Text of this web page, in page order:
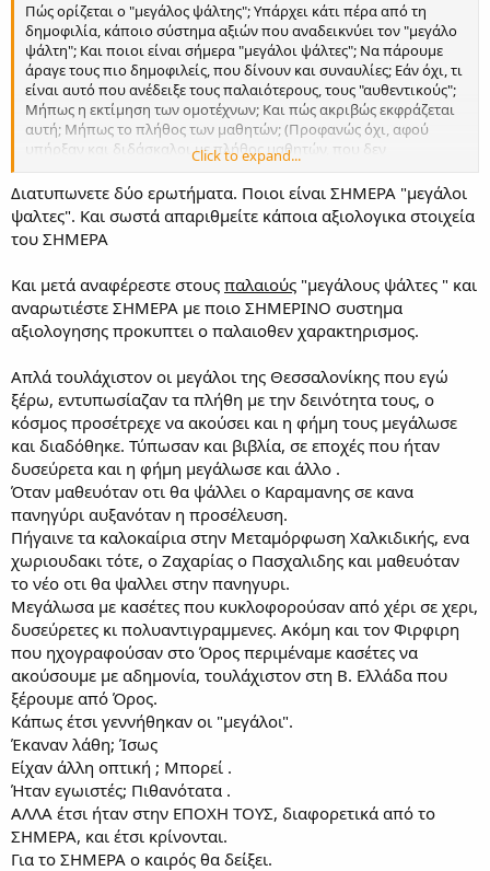
Πώς ορίζεται ο "μεγάλος ψάλτης"; Υπάρχει κάτι πέρα από τη
δημοφιλία, κάποιο σύστημα αξιών που αναδεικνύει τον "μεγάλο
ψάλτη"; Και ποιοι είναι σήμερα "μεγάλοι ψάλτες"; Να πάρουμε
άραγε τους πιο δημοφιλείς, που δίνουν και συναυλίες; Εάν όχι, τι
είναι αυτό που ανέδειξε τους παλαιότερους, τους "αυθεντικούς";
Μήπως η εκτίμηση των ομοτέχνων; Και πώς ακριβώς εκφράζεται
αυτή; Μήπως το πλήθος των μαθητών; (Προφανώς όχι, αφού
υπήρξαν και διδάσκαλοι με πλήθος μαθητών, που δεν
θεωρούνται "μεγάλοι ψάλτες", και αντίστροφα). Μήπως το
πλήθος των μιμητών; Α, εδώ μάλλον πρέπει να σταθούμε...
Click to expand...
Διατυπωνετε δύο ερωτήματα. Ποιοι είναι ΣΗΜΕΡΑ "μεγάλοι
ψαλτες". Και σωστά απαριθμείτε κάποια αξιολογικα στοιχεία
του ΣΗΜΕΡΑ
Και μετά αναφέρεστε στους παλαιούς "μεγάλους ψάλτες " και
αναρωτιέστε ΣΗΜΕΡΑ με ποιο ΣΗΜΕΡΙΝΟ συστημα
αξιολογησης προκυπτει ο παλαιοθεν χαρακτηρισμος.
Απλά τουλάχιστον οι μεγάλοι της Θεσσαλονίκης που εγώ
ξέρω, εντυπωσίαζαν τα πλήθη με την δεινότητα τους, ο
κόσμος προσέτρεχε να ακούσει και η φήμη τους μεγάλωσε
και διαδόθηκε. Τύπωσαν και βιβλία, σε εποχές που ήταν
δυσεύρετα και η φήμη μεγάλωσε και άλλο .
Όταν μαθευόταν οτι θα ψάλλει ο Καραμανης σε κανα
πανηγύρι αυξανόταν η προσέλευση.
Πήγαινε τα καλοκαίρια στην Μεταμόρφωση Χαλκιδικής, ενα
χωριουδακι τότε, ο Ζαχαρίας ο Πασχαλιδης και μαθευόταν
το νέο οτι θα ψαλλει στην πανηγυρι.
Μεγάλωσα με κασέτες που κυκλοφορούσαν από χέρι σε χερι,
δυσεύρετες κι πολυαντιγραμμενες. Ακόμη και τον Φιρφιρη
που ηχογραφούσαν στο Όρος περιμέναμε κασέτες να
ακούσουμε με αδημονία, τουλάχιστον στη Β. Ελλάδα που
ξέρουμε από Όρος.
Κάπως έτσι γεννήθηκαν οι "μεγάλοι".
Έκαναν λάθη; Ίσως
Είχαν άλλη οπτική ; Μπορεί .
Ήταν εγωιστές; Πιθανότατα .
ΑΛΛΑ έτσι ήταν στην ΕΠΟΧΗ ΤΟΥΣ, διαφορετικά από το
ΣΗΜΕΡΑ, και έτσι κρίνονται.
Για το ΣΗΜΕΡΑ ο καιρός θα δείξει.